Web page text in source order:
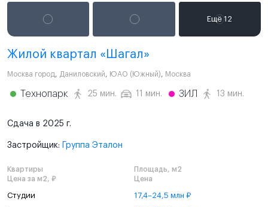
Жилой квартал «Шагал»
Москва город, Даниловский, ЮАО (Южный), Москва
Технопарк 25 мин. 11 мин. ЗИЛ 13 мин.
Сдача в 2025 г.
Застройщик: Группа Эталон
Квартиры
Площадь, м2
Цена за м2, ₽
Цена
Студии 17,4–24,5 млн ₽